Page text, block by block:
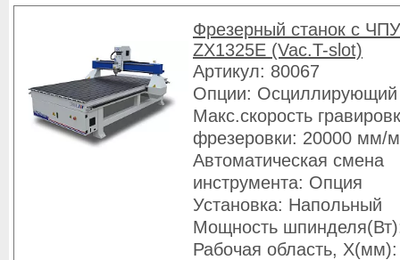
Фрезерный станок с
ZX1325E (Vac.T-slot)
Артикул: 80067
Опции:
Макс.скорость
фрезеровки: 20000 мм/
Автоматическая смена
инструмента: Опция
Установка: Напольный
Мощность
Рабочая область,